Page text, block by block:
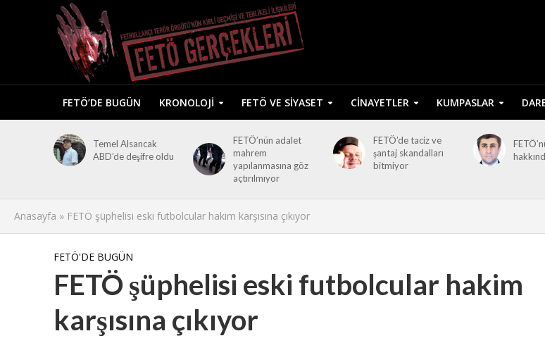
FETÖ’DE BUGÜN KRONOLOJI FETÖ VE SIYASET CINAYETLER KUMPASLAR
Temel Alsancak
ABD’de deşifre oldu
FETÖ’nün adalet
mahrem
yapılanmasına göz
açtırılmıyor
FETÖ’de taciz ve
şantaj skandalları
bitmiyor
Anasayfa » FETÖ şüphelisi eski futbolcular hakim karşısına çıkıyor
FETÖ'DE BUGÜN
FETÖ şüphelisi eski futbolcular hakim
karşısına çıkıyor